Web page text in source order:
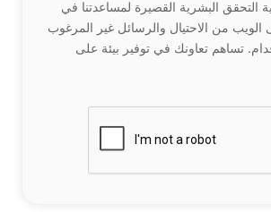
التحقق البشرية القصيرة لمساعدتنا في
الويب من الاحتيال والرسائل غير المرغوب
تساهم تعاونك في توفير بيئة على